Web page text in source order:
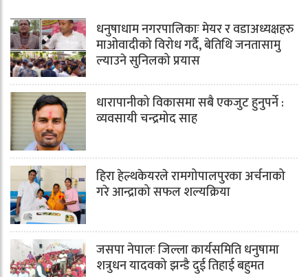
धनुषाधाम नगरपालिकाः मेयर र वडाअध्यक्षहरु
माओवादीको विरोध गर्दै, बेतिथि जनतासामु
ल्याउने सुनिलको प्रयास
धारापानीको विकासमा सबै एकजुट हुनुपर्ने :
व्यवसायी चन्द्रमोद साह
हिरा हेल्थकेयरले रामगोपालपुरका अर्चनाको
गरे आन्द्राको सफल शल्यक्रिया
जसपा नेपालः जिल्ला कार्यसमिति धनुषामा
शत्रुधन यादवको झन्डै दुई तिहाई बहुमत